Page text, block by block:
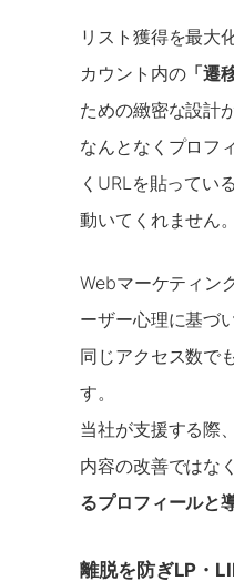
リスト獲得を最大
カウント内の「遷
ための緻密な設計
なんとなくプロフ
くURLを貼ってい
動いてくれません。
Webマーケティン
ーザー心理に基づ
同じアクセス数で
す。
当社が支援する際
内容の改善ではな
るプロフィールと
離脱を防ぎLP・